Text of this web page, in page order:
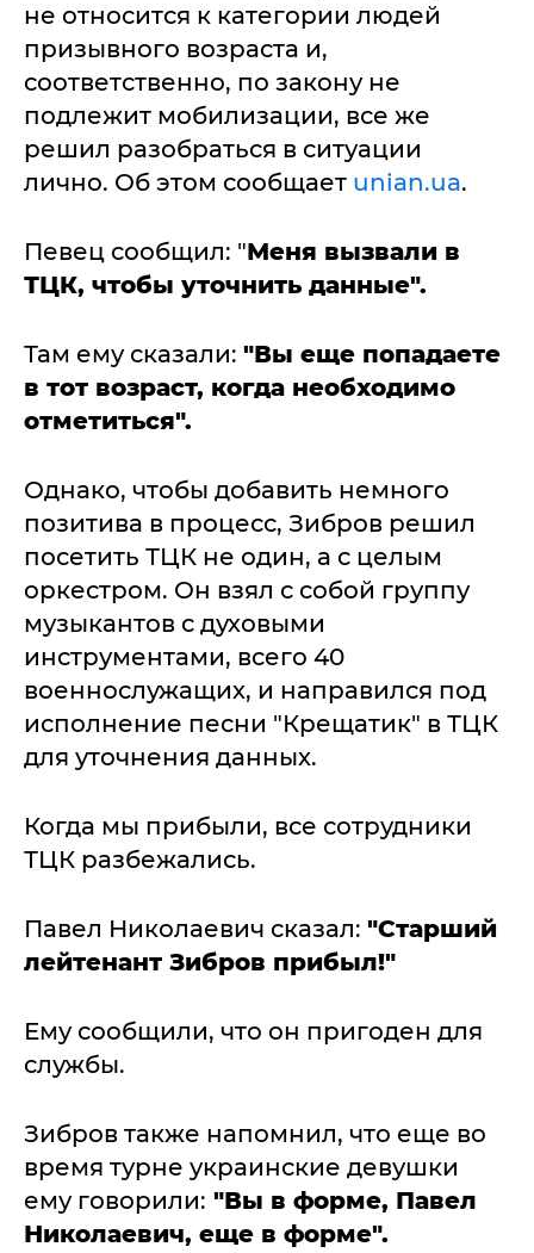
не относится к категории людей
призывного возраста и,
соответственно, по закону не
подлежит мобилизации, все же
решил разобраться в ситуации
лично. Об этом сообщает unian.ua.
Певец сообщил: "Меня вызвали в
ТЦК, чтобы уточнить данные".
Там ему сказали: "Вы еще попадаете
в тот возраст, когда необходимо
отметиться".
Однако, чтобы добавить немного
позитива в процесс, Зибров решил
посетить ТЦК не один, а с целым
оркестром. Он взял с собой группу
музыкантов с духовыми
инструментами, всего 40
военнослужащих, и направился под
исполнение песни "Крещатик" в ТЦК
для уточнения данных.
Когда мы прибыли, все сотрудники
ТЦК разбежались.
Павел Николаевич сказал: "Старший
лейтенант Зибров прибыл!"
Ему сообщили, что он пригоден для
службы.
Зибров также напомнил, что еще во
время турне украинские девушки
ему говорили: "Вы в форме, Павел
Николаевич, еще в форме".